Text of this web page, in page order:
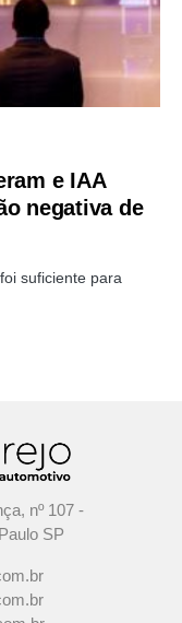
e IAA
negativa de
suficiente para
nº 107 -
SP